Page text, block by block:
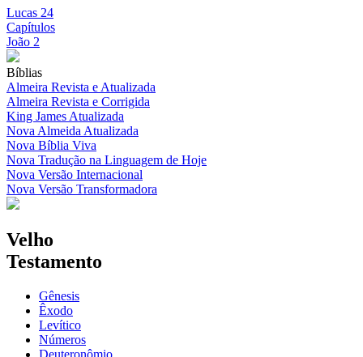
Lucas 24
Capítulos
João 2
Bíblias
Almeira Revista e Atualizada
Almeira Revista e Corrigida
King James Atualizada
Nova Almeida Atualizada
Nova Bíblia Viva
Nova Tradução na Linguagem de Hoje
Nova Versão Internacional
Nova Versão Transformadora
Velho
Testamento
Gênesis
Êxodo
Levítico
Números
Deuteronômio